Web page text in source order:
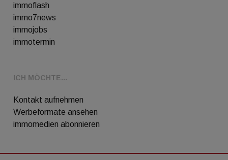
immoflash
immo7news
immojobs
immotermin
ICH MÖCHTE...
Kontakt aufnehmen
Werbeformate ansehen
immomedien abonnieren